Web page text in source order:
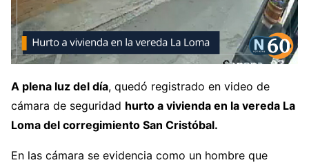
A plena luz del día, quedó registrado en video de
cámara de seguridad hurto a vivienda en la vereda La
Loma del corregimiento San Cristóbal.
En las cámara se evidencia como un hombre que